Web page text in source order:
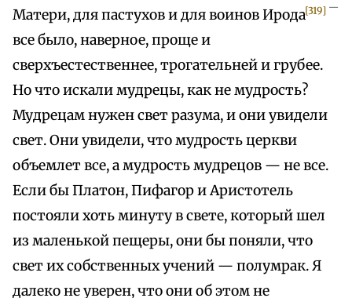
Матери, для пастухов и для воинов Ирода[319] —
все было, наверное, проще и
сверхъестественнее, трогательней и грубее.
Но что искали мудрецы, как не мудрость?
Мудрецам нужен свет разума, и они увидели
свет. Они увидели, что мудрость церкви
объемлет все, а мудрость мудрецов — не все.
Если бы Платон, Пифагор и Аристотель
постояли хоть минуту в свете, который шел
из маленькой пещеры, они бы поняли, что
свет их собственных учений — полумрак. Я
далеко не уверен, что они об этом не